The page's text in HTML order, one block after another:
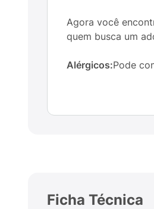
Agora você
quem busca um
Alérgicos:Pode
Ficha Técnica